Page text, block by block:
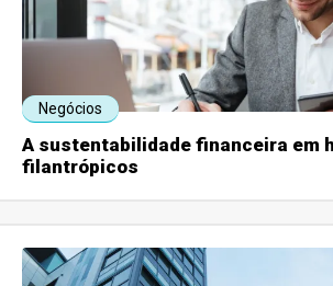
Negócios
A sustentabilidade financeira em
filantrópicos